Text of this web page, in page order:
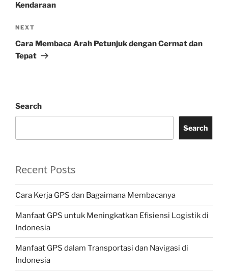
Kendaraan
Next
Post
NEXT
Cara Membaca Arah Petunjuk dengan Cermat dan
Tepat
Search
Search
Recent Posts
Cara Kerja GPS dan Bagaimana Membacanya
Manfaat GPS untuk Meningkatkan Efisiensi Logistik di
Indonesia
Manfaat GPS dalam Transportasi dan Navigasi di
Indonesia